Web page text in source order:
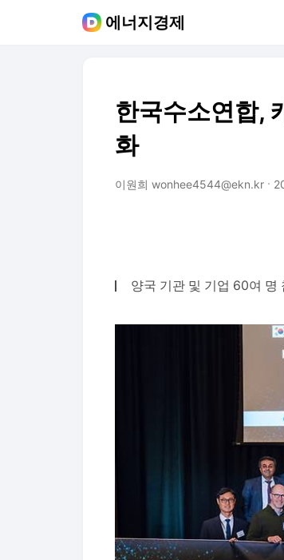
에너지경제
한국수소연합,
화
이원희 wonhee4544@ekn.kr
양국 기관 및 기업 60여 명